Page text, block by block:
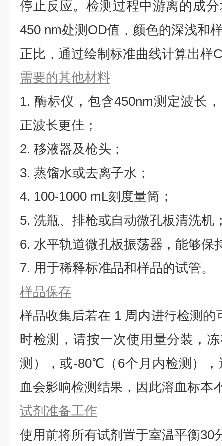
停止反应。检测过程中游离的成
450 nm处测OD值，颜色的深浅和
正比，通过绘制标准曲线计算出样
需要的其他材料
1. 酶标仪，包含450nm测定波长
正波长更佳；
2. 移液器及枪头；
3. 蒸馏水或去离子水；
4. 100-1000 mL刻度量筒；
5. 洗瓶、排枪或自动微孔板清洗机
6. 水平轨道微孔板振荡器，能够保
7. 用于稀释标准品和样品的试管。
样品保存
样品收集后若在 1 周内进行检测
时检测，请按一次使用量分装，
测），或-80℃（6个月内检测）
血会影响检测结果，因此溶血标本
试剂准备工作
使用前将所有试剂置于室温平衡30